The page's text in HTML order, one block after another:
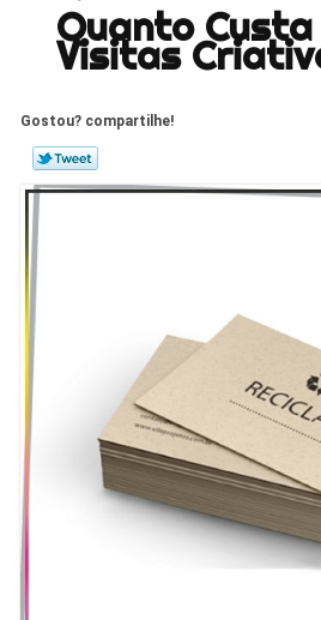
Quanto
Visitas
Gostou? compartilhe!